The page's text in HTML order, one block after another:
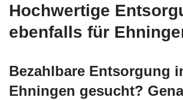
Hochwertige
ebenfalls für
Bezahlbare Entsorgung
Ehningen gesucht?